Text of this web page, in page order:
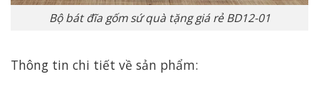
Bộ bát đĩa gốm sứ quà tặng giá rẻ BD12-01
Thông tin chi tiết về sản phẩm: